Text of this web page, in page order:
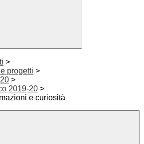
>
progetti >
>
2019-20 >
e curiosità